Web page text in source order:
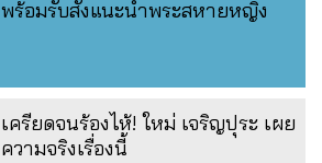
พร้อมรับสั่งแนะนำพระสหายหญิง
เครียดจนร้องไห้! ใหม่ เจริญปุระ เผย
ความจริงเรื่องนี้